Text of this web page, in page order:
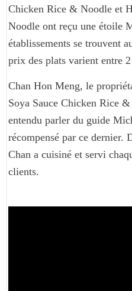
Chicken Rice & Noodle et
Noodle ont reçu une étoile
établissements se trouvent
prix des plats varient entre
Chan Hon Meng, le
Soya Sauce Chicken Rice
entendu parler du guide
récompensé par ce dernier.
Chan a cuisiné et servi
clients.